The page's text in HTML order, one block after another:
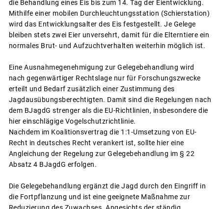
die Behandlung eines Eis bis zum 14. Tag der Eientwicklung.
Mithilfe einer mobilen Durchleuchtungsstation (Schierstation)
wird das Entwicklungsalter des Eis festgestellt. Je Gelege
bleiben stets zwei Eier unversehrt, damit für die Elterntiere ein
normales Brut- und Aufzuchtverhalten weiterhin möglich ist.
Eine Ausnahmegenehmigung zur Gelegebehandlung wird
nach gegenwärtiger Rechtslage nur für Forschungszwecke
erteilt und Bedarf zusätzlich einer Zustimmung des
Jagdausübungsberechtigten. Damit sind die Regelungen nach
dem BJagdG strenger als die EU-Richtlinien, insbesondere die
hier einschlägige Vogelschutzrichtlinie.
Nachdem im Koalitionsvertrag die 1:1-Umsetzung von EU-
Recht in deutsches Recht verankert ist, sollte hier eine
Angleichung der Regelung zur Gelegebehandlung im § 22
Absatz 4 BJagdG erfolgen.
Die Gelegebehandlung ergänzt die Jagd durch den Eingriff in
die Fortpflanzung und ist eine geeignete Maßnahme zur